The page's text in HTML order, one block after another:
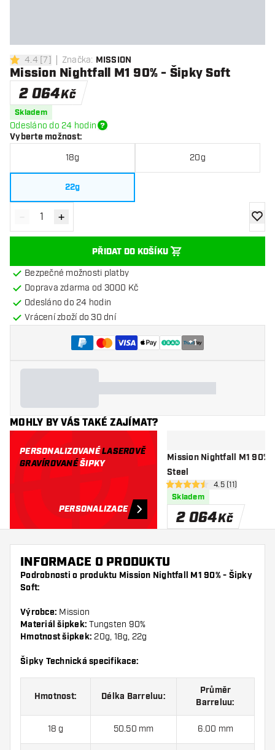
4.4 hodnoticí hvězdičky
4.4 [7] Značka: MISSION
Mission Nightfall M1 90% - Šipky Soft
2 064Kč
Skladem
Odesláno do 24 hodin
Vyberte možnost:
18g 20g
22g
Snížit množství
- Zvýšit množství
+
PŘIDAT DO KOŠÍKU
Bezpečné možnosti platby
Doprava zdarma od 3000 Kč
Odesláno do 24 hodin
Vrácení zboží do 30 dní
+1
MOHLY BY VÁS TAKÉ ZAJÍMAT?
PERSONALIZOVANÉLASEROVĚ
GRAVÍROVANÉŠIPKY
PERSONALIZACE
Mission Nightfall M1 90%
Steel
otevřít panel
4.5 hodnoticí hvězdičky
4.5 (11)
Skladem
2 064Kč
INFORMACE O PRODUKTU
Podrobnosti o produktu Mission Nightfall M1 90% - Šipky
Soft:
Výrobce: Mission
Materiál šipkek: Tungsten 90%
Hmotnost šipkek: 20g, 18g, 22g
Šipky Technická specifikace:
Hmotnost: Délka Barreluu:
Průměr
Barreluu:
18 g 50.50 mm 6.00 mm